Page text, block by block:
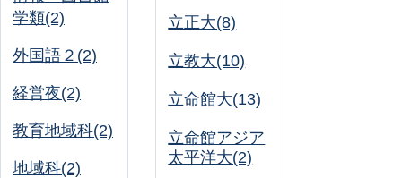
学類(2)
外国語２(2)
経営夜(2)
教育地域科(2)
地域科(2)
立正大(8)
立教大(10)
立命館大(13)
立命館アジア
太平洋大(2)